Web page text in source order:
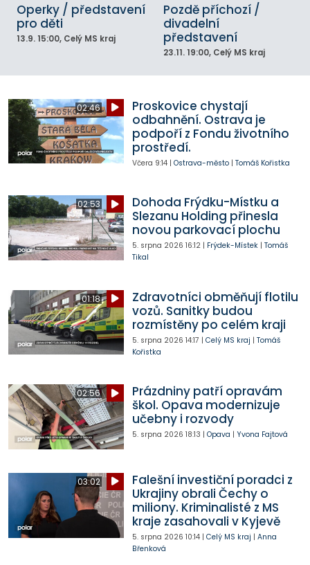
Operky / představení
pro děti
13.9. 15:00, Celý MS kraj
Pozdě příchozí /
divadelní
představení
23.11. 19:00, Celý MS kraj
02:46
Proskovice chystají
odbahnění. Ostrava je
podpoří z Fondu životního
prostředí.
Včera 9:14| Ostrava-město| Tomáš Kořistka
02:53
Dohoda Frýdku-Místku a
Slezanu Holding přinesla
novou parkovací plochu
5. srpna 2026 16:12| Frýdek-Místek| Tomáš
Tikal
01:18
Zdravotníci obměňují flotilu
vozů. Sanitky budou
rozmístěny po celém kraji
5. srpna 2026 14:17 | Celý MS kraj | Tomáš
Kořistka
02:56
Prázdniny patří opravám
škol. Opava modernizuje
učebny i rozvody
5. srpna 2026 18:13 | Opava | Yvona Fajtová
03:02
Falešní investiční poradci z
Ukrajiny obrali Čechy o
miliony. Kriminalisté z MS
kraje zasahovali v Kyjevě
5. srpna 2026 10:14| Celý MS kraj | Anna
Břenková